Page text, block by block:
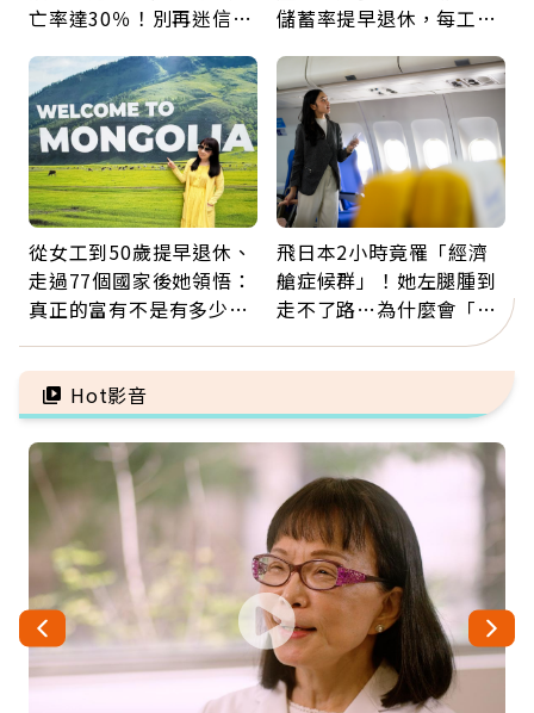
亡率達30％！別再迷信
5招才能真救命
儲蓄率提早退休，每工作
從女工到50歲提早退休、
走過77個國家後她領悟：
真正的富有不是有多少
自由
飛日本2小時竟罹「經濟
艙症候群」！她左腿腫到
走不了路…為什麼會「靜
脈血栓」？醫示警7種人
注意
Hot影音